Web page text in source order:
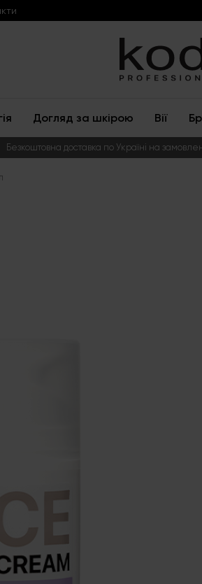
Догляд за шкірою Вії
Безкоштовна доставка по Україні на